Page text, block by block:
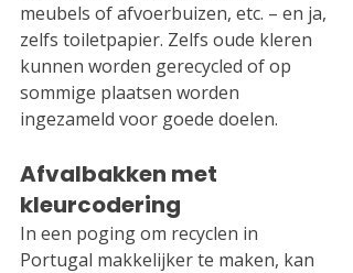
meubels of afvoerbuizen, etc. – en ja,
zelfs toiletpapier. Zelfs oude kleren
kunnen worden gerecycled of op
sommige plaatsen worden
ingezameld voor goede doelen.
Afvalbakken met
kleurcodering
In een poging om recyclen in
Portugal makkelijker te maken, kan